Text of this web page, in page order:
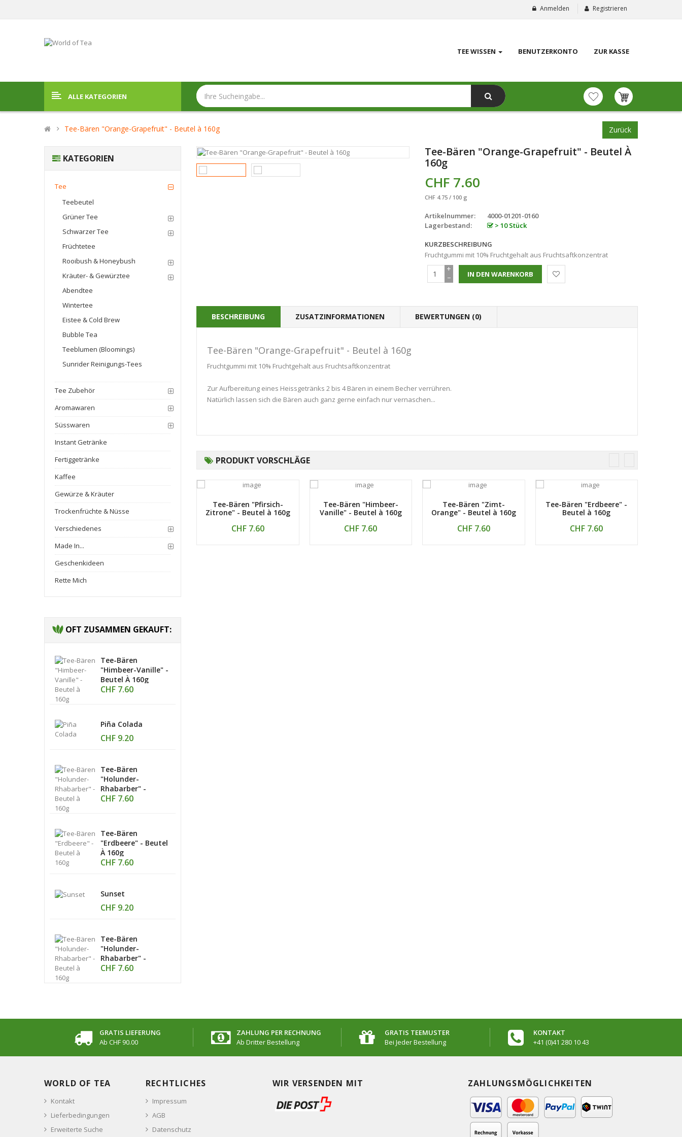
Anmelden Registrieren
TEE WISSEN BENUTZERKONTO ZUR KASSE
ALLE KATEGORIEN
Tee-Bären "Orange-Grapefruit" - Beutel à 160g Zurück
KATEGORIEN
Tee
Teebeutel
Grüner Tee
Schwarzer Tee
Früchtetee
Rooibush & Honeybush
Kräuter- & Gewürztee
Abendtee
Wintertee
Eistee & Cold Brew
Bubble Tea
Teeblumen (Bloomings)
Sunrider Reinigungs-Tees
Tee Zubehör
Aromawaren
Süsswaren
Instant Getränke
Fertiggetränke
Kaffee
Gewürze & Kräuter
Trockenfrüchte & Nüsse
Verschiedenes
Made In...
Geschenkideen
Rette Mich
OFT ZUSAMMEN GEKAUFT:
Tee-Bären
"Himbeer-Vanille" -
Beutel À 160g
CHF 7.60
Piña Colada
CHF 9.20
Tee-Bären
"Holunder-
Rhabarber" -
Beutel À 160g
CHF 7.60
Tee-Bären
"Erdbeere" - Beutel
À 160g
CHF 7.60
Sunset
CHF 9.20
Tee-Bären
"Holunder-
Rhabarber" -
Beutel À 160g
CHF 7.60
Tee-Bären "Orange-Grapefruit" - Beutel À
160g
CHF 7.60
CHF 4.75 / 100 g
Artikelnummer:
4000-01201-0160
Lagerbestand:
> 10 Stück
KURZBESCHREIBUNG
Fruchtgummi mit 10% Fruchtgehalt aus Fruchtsaftkonzentrat
−
+
BESCHREIBUNG ZUSATZINFORMATIONEN BEWERTUNGEN (0)
Tee-Bären "Orange-Grapefruit" - Beutel à 160g
Fruchtgummi mit 10% Fruchtgehalt aus Fruchtsaftkonzentrat
Zur Aufbereitung eines Heissgetränks 2 bis 4 Bären in einem Becher verrühren.
Natürlich lassen sich die Bären auch ganz gerne einfach nur vernaschen...
PRODUKT VORSCHLÄGE
"Erdbeere" -
Tee-Bären "Holunder-
Rhabarber" - Beutel à
160g
Tee-Bären "Pfirsich-
Zitrone" - Beutel à 160g
CHF 7.60
Tee-Bären "Himbeer-
Vanille" - Beutel à 160g
CHF 7.60
Tee-Bären "Zimt-
Orange" - Beutel à 160g
CHF 7.60
Tee-Bären "Erdbeere" -
Beutel à 160g
CHF 7.60
GRATIS LIEFERUNG
Ab CHF 90.00
ZAHLUNG PER RECHNUNG
Ab Dritter Bestellung
GRATIS TEEMUSTER
Bei Jeder Bestellung
KONTAKT
+41 (0)41 280 10 43
WORLD OF TEA
Kontakt
Lieferbedingungen
Erweiterte Suche
RECHTLICHES
Impressum
AGB
Datenschutz
WIR VERSENDEN MIT ZAHLUNGSMÖGLICHKEITEN